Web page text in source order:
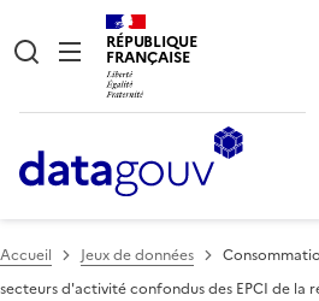
RÉPUBLIQUE
FRANÇAISE
Accueil Jeux de données
secteurs d'activité confondus des EPCI de la